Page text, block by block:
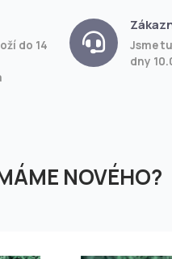
do 14
Jsme
dny
NOVÉHO?